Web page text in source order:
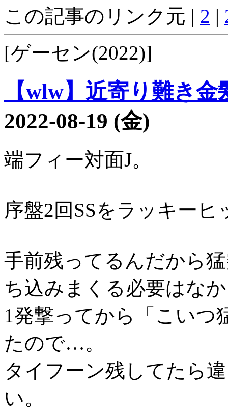
この記事のリンク元 | 2 |
[ゲーセン(2022)]
【wlw】近寄り難き
2022-08-19 (金)
端フィー対面J。
序盤2回SSをラッキー
手前残ってるんだから
ち込みまくる必要はな
1発撃ってから「こいつ
たので…。
タイフーン残してたら
い。